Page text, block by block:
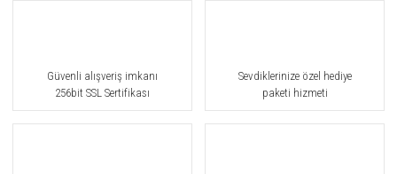
Güvenli alışveriş imkanı
256bit SSL Sertifikası
Sevdiklerinize özel hediye
paketi hizmeti